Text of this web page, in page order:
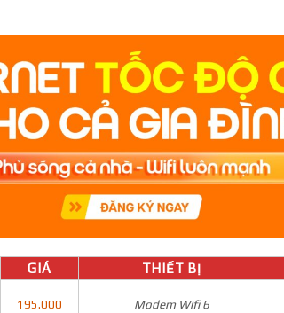
GIÁ THIẾT BỊ
195.000 Modem Wifi 6